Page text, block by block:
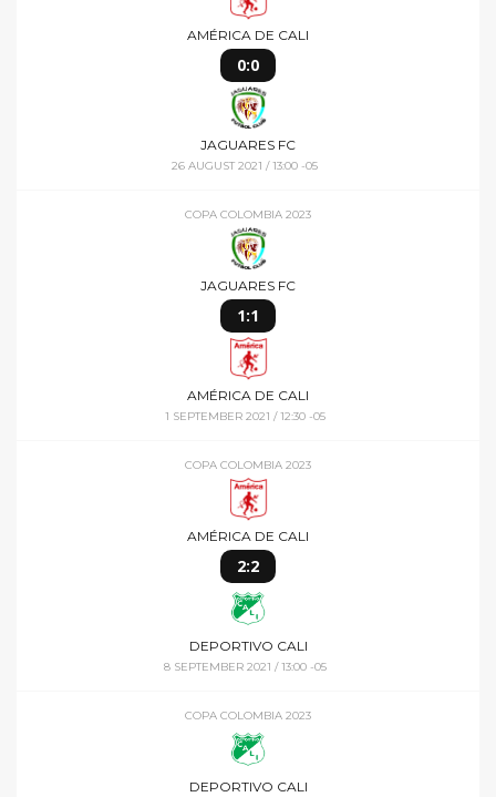
AMÉRICA DE CALI
0:0
JAGUARES FC
26 AUGUST 2021 / 13:00 -05
COPA COLOMBIA 2023
JAGUARES FC
1:1
AMÉRICA DE CALI
1 SEPTEMBER 2021 / 12:30 -05
COPA COLOMBIA 2023
AMÉRICA DE CALI
2:2
DEPORTIVO CALI
8 SEPTEMBER 2021 / 13:00 -05
COPA COLOMBIA 2023
DEPORTIVO CALI